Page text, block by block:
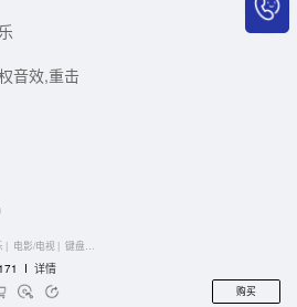
音效,重击
| 电影/电视 | 键盘乐器
I 详情
购买